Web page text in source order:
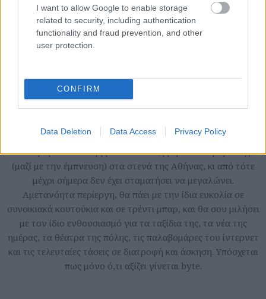
I want to allow Google to enable storage
related to security, including authentication
functionality and fraud prevention, and other
user protection.
CONFIRM
Data Deletion Data Access Privacy Policy
Γεννήθηκε τον Νοέμβριο του 2005, βρήκε τον δρόμο της
(μαζί με την έμπνευση) στα στενά της Αθήνας, κι από τότε
μέχρι σήμερα δεν έχει σταματήσει να μεγαλώνει.
Αμετανόητα περίεργη, θα πάει με την ίδια ευκολία σε
συνοικιακά κουτούκια και σε τρέντι μπαρ, και θα σου μιλήσει
με τον ίδιο ενθουσιασμό για τα ταξίδια της, τα νέα της
ημέρας, τα θέατρα της πόλης, τις παλαβομάρες του ίντερνετ
και τις τελευταίες τάσεις σε διατροφή και άσκηση. Υπόσχεται
πως μόνο ό,τι αξίζει γίνεται byte.